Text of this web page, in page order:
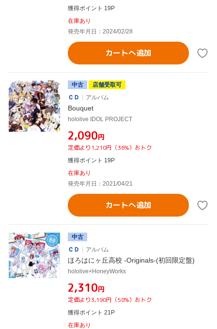
獲得ポイント 19P
在庫あり
発売年月日：2024/02/28
カートへ追加
中古
店舗受取可
ＣＤ
アルバム
Bouquet
hololive IDOL PROJECT
¥2,090円
定価より1,210円（36%）おトク
獲得ポイント 19P
在庫あり
発売年月日：2021/04/21
カートへ追加
中古
ＣＤ
アルバム
ほろはにヶ丘高校 -Originals-(初回限定盤)
hololive×HoneyWorks
¥2,310円
定価より3,190円（58%）おトク
獲得ポイント 21P
在庫あり